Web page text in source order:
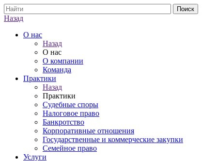
Назад
О нас
Назад
О нас
О компании
Команда
Практики
Назад
Практики
Судебные споры
Налоговое право
Банкротство
Корпоративные отношения
Государственные и коммерческие закупки
Семейное право
Услуги